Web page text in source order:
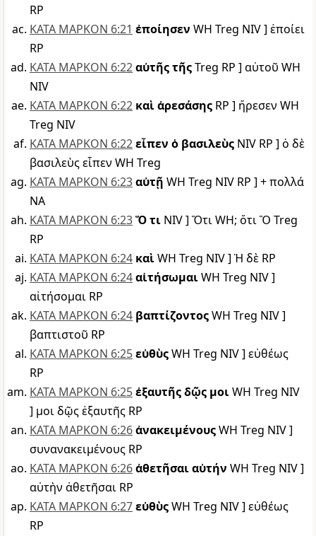
RP
ΚΑΤΑ ΜΑΡΚΟΝ 6:21 ἐποίησεν WH Treg NIV ] ἐποίει
RP
ΚΑΤΑ ΜΑΡΚΟΝ 6:22αὐτῆς τῆςTreg RP ] αὐτοῦ WH
NIV
ΚΑΤΑ ΜΑΡΚΟΝ 6:22 καὶ ἀρεσάσης RP ] ἤρεσεν WH
Treg NIV
ΚΑΤΑ ΜΑΡΚΟΝ 6:22εἶπεν ὁ βασιλεὺς NIV RP ] ὁ δὲ
βασιλεὺς εἶπεν WH Treg
ΚΑΤΑ ΜΑΡΚΟΝ 6:23αὐτῇ WH Treg NIV RP ] + πολλά
NA
ΚΑΤΑ ΜΑΡΚΟΝ 6:23Ὅ τι NIV ] Ὅτι WH; ὅτι Ὃ Treg
RP
ΚΑΤΑ ΜΑΡΚΟΝ 6:24 καὶWH Treg NIV ] Ἡ δὲ RP
ΚΑΤΑ ΜΑΡΚΟΝ 6:24αἰτήσωμαιWH Treg NIV ]
αἰτήσομαι RP
ΚΑΤΑ ΜΑΡΚΟΝ 6:24 βαπτίζοντοςWH Treg NIV ]
βαπτιστοῦ RP
ΚΑΤΑ ΜΑΡΚΟΝ 6:25εὐθὺςWH Treg NIV ] εὐθέως
RP
ΚΑΤΑ ΜΑΡΚΟΝ 6:25ἐξαυτῆς δῷς μοιWH Treg NIV
] μοι δῷς ἐξαυτῆς RP
ΚΑΤΑ ΜΑΡΚΟΝ 6:26ἀνακειμένουςWH Treg NIV ]
συνανακειμένους RP
ΚΑΤΑ ΜΑΡΚΟΝ 6:26ἀθετῆσαι αὐτήν WH Treg NIV ]
αὐτὴν ἀθετῆσαι RP
ΚΑΤΑ ΜΑΡΚΟΝ 6:27εὐθὺςWH Treg NIV ] εὐθέως
RP